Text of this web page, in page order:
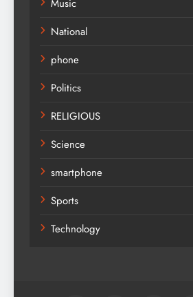
Music
National
phone
Politics
RELIGIOUS
Science
smartphone
Sports
Technology